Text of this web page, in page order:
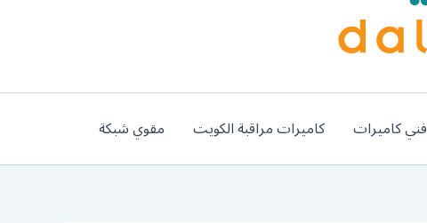
فني كاميرات كاميرات مراقبة الكويت مقوي شبكة